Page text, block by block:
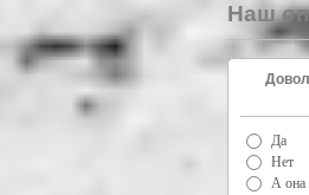
Наш
Да
Нет
А она